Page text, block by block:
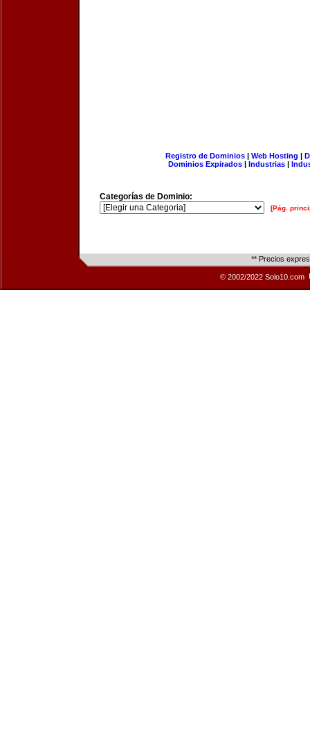
Registro de Dominios| Web Hosting |
Dominios Expirados | Industrias |
Categorías de Dominio:
[Pág.
** Precios
© 2002/2022 Solo10.com